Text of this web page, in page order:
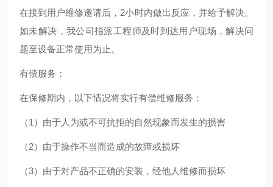
在接到用户维修邀请后，2小时内做出反应，并给予解决。
如未解决，我公司指派工程师及时到达用户现场，解决问
题至设备正常使用为止。
有偿服务：
在保修期内，以下情况将实行有偿维修服务：
（1）由于人为或不可抗拒的自然现象而发生的损害
（2）由于操作不当而造成的故障或损坏
（3）由于对产品不正确的安装，经他人维修而损坏